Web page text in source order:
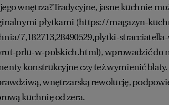
wnętrza? Tradycyjne, jasne kuchnie
płytkami (https://magazyn-
7,182713,28490529,plytki-
prlu-w-polskich.html), wprowadzić do
konstrukcyjne czy też wymienić blaty.
wnętrzarską rewolucję,
kuchnię od zera.